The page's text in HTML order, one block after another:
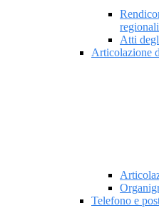
Atti
Articolazione
Telefono e